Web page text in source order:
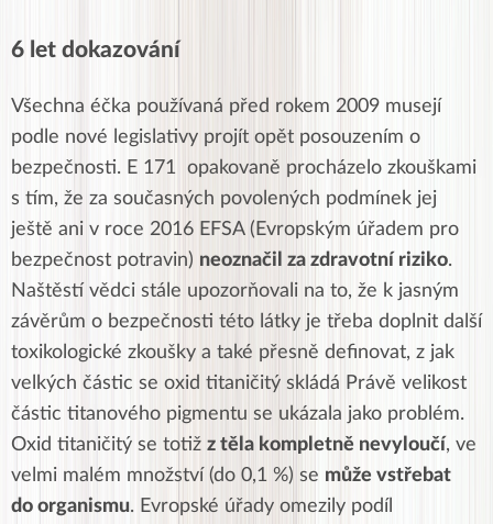
6 let dokazování
Všechna éčka používaná před rokem 2009 musejí
podle nové legislativy projít opět posouzením o
bezpečnosti. E 171 opakovaně procházelo zkouškami
s tím, že za současných povolených podmínek jej
ještě ani v roce 2016 EFSA (Evropským úřadem pro
bezpečnost potravin) neoznačil za zdravotní riziko.
Naštěstí vědci stále upozorňovali na to, že k jasným
závěrům o bezpečnosti této látky je třeba doplnit další
toxikologické zkoušky a také přesně definovat, z jak
velkých částic se oxid titaničitý skládá Právě velikost
částic titanového pigmentu se ukázala jako problém.
Oxid titaničitý se totiž z těla kompletně nevyloučí, ve
velmi malém množství (do 0,1 %) se může vstřebat
do organismu. Evropské úřady omezily podíl